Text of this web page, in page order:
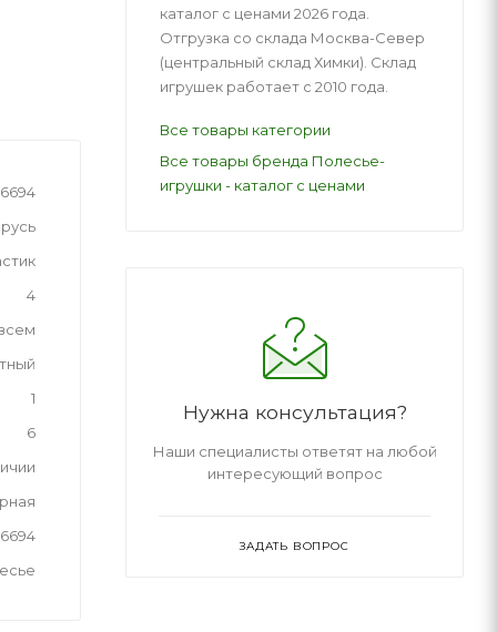
4
1
6
каталог с ценами 2026 года.
Отгрузка со склада Москва-Север
(центральный склад Химки). Склад
игрушек работает с 2010 года.
Все товары категории
Все товары бренда Полесье-
игрушки - каталог с ценами
Нужна консультация?
Наши специалисты ответят на любой
интересующий вопрос
ЗАДАТЬ ВОПРОС